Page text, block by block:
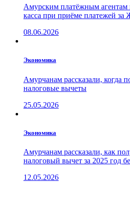
Амурским платёжным агентам
касса при приёме платежей
08.06.2026
Экономика
Амурчанам рассказали, когда
налоговые вычеты
25.05.2026
Экономика
Амурчанам рассказали, как
налоговый вычет за 2025 год
12.05.2026